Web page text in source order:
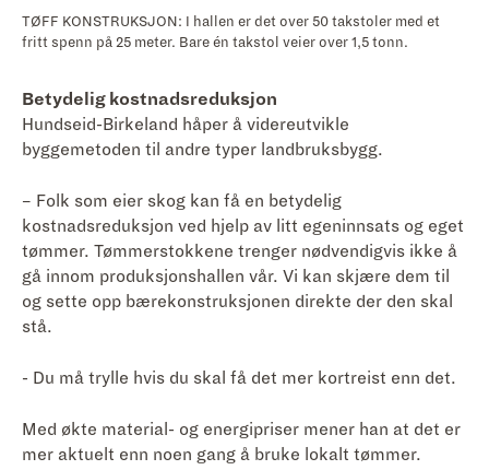
TØFF KONSTRUKSJON: I hallen er det over 50 takstoler med et
fritt spenn på 25 meter. Bare én takstol veier over 1,5 tonn.
Betydelig kostnadsreduksjon
Hundseid-Birkeland håper å videreutvikle
byggemetoden til andre typer landbruksbygg.
– Folk som eier skog kan få en betydelig
kostnadsreduksjon ved hjelp av litt egeninnsats og eget
tømmer. Tømmerstokkene trenger nødvendigvis ikke å
gå innom produksjonshallen vår. Vi kan skjære dem til
og sette opp bærekonstruksjonen direkte der den skal
stå.
- Du må trylle hvis du skal få det mer kortreist enn det.
Med økte material- og energipriser mener han at det er
mer aktuelt enn noen gang å bruke lokalt tømmer.